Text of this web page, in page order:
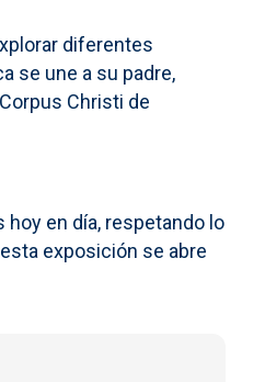
diferentes
se une a su padre,
Christi de
en día, respetando lo
exposición se abre